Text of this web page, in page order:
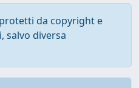
da copyright e
salvo diversa